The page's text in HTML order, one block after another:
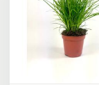
créer un
sur notre